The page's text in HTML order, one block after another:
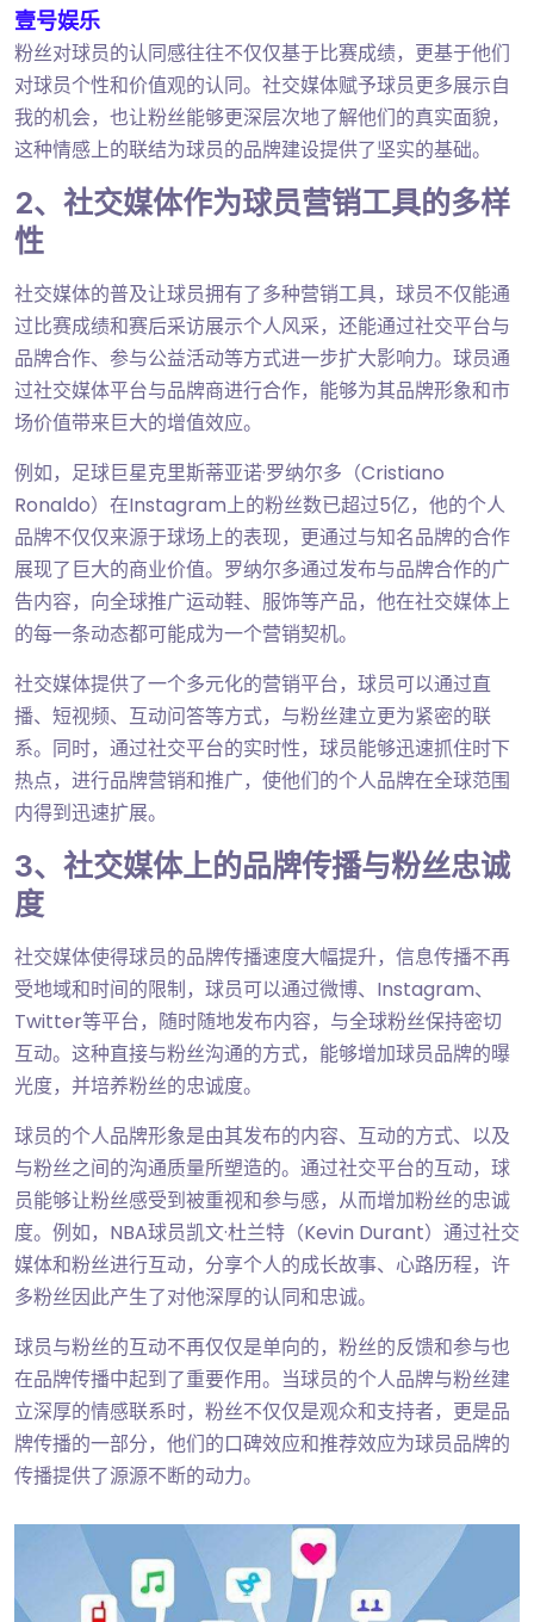
壹号娱乐
粉丝对球员的认同感往往不仅仅基于比赛成绩，更基于他们
对球员个性和价值观的认同。社交媒体赋予球员更多展示自
我的机会，也让粉丝能够更深层次地了解他们的真实面貌，
这种情感上的联结为球员的品牌建设提供了坚实的基础。
2、社交媒体作为球员营销工具的多样
性
社交媒体的普及让球员拥有了多种营销工具，球员不仅能通
过比赛成绩和赛后采访展示个人风采，还能通过社交平台与
品牌合作、参与公益活动等方式进一步扩大影响力。球员通
过社交媒体平台与品牌商进行合作，能够为其品牌形象和市
场价值带来巨大的增值效应。
例如，足球巨星克里斯蒂亚诺·罗纳尔多（Cristiano
Ronaldo）在Instagram上的粉丝数已超过5亿，他的个人
品牌不仅仅来源于球场上的表现，更通过与知名品牌的合作
展现了巨大的商业价值。罗纳尔多通过发布与品牌合作的广
告内容，向全球推广运动鞋、服饰等产品，他在社交媒体上
的每一条动态都可能成为一个营销契机。
社交媒体提供了一个多元化的营销平台，球员可以通过直
播、短视频、互动问答等方式，与粉丝建立更为紧密的联
系。同时，通过社交平台的实时性，球员能够迅速抓住时下
热点，进行品牌营销和推广，使他们的个人品牌在全球范围
内得到迅速扩展。
3、社交媒体上的品牌传播与粉丝忠诚
度
社交媒体使得球员的品牌传播速度大幅提升，信息传播不再
受地域和时间的限制，球员可以通过微博、Instagram、
Twitter等平台，随时随地发布内容，与全球粉丝保持密切
互动。这种直接与粉丝沟通的方式，能够增加球员品牌的曝
光度，并培养粉丝的忠诚度。
球员的个人品牌形象是由其发布的内容、互动的方式、以及
与粉丝之间的沟通质量所塑造的。通过社交平台的互动，球
员能够让粉丝感受到被重视和参与感，从而增加粉丝的忠诚
度。例如，NBA球员凯文·杜兰特（Kevin Durant）通过社交
媒体和粉丝进行互动，分享个人的成长故事、心路历程，许
多粉丝因此产生了对他深厚的认同和忠诚。
球员与粉丝的互动不再仅仅是单向的，粉丝的反馈和参与也
在品牌传播中起到了重要作用。当球员的个人品牌与粉丝建
立深厚的情感联系时，粉丝不仅仅是观众和支持者，更是品
牌传播的一部分，他们的口碑效应和推荐效应为球员品牌的
传播提供了源源不断的动力。